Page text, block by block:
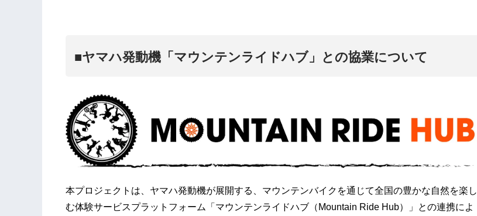
■ヤマハ発動機「マウンテンライドハブ」との協業について
本プロジェクトは、ヤマハ発動機が展開する、マウンテンバイクを通じて全国の豊かな自然を楽し
む体験サービスプラットフォーム「マウンテンライドハブ（Mountain Ride Hub）」との連携によ